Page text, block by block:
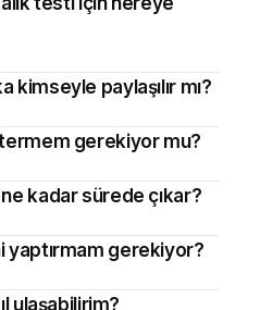
kimseyle paylaşılır mı?
gerekiyor mu?
kadar sürede çıkar?
yaptırmam gerekiyor?
ulaşabilirim?